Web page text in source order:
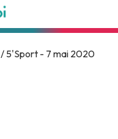
/ 5'Sport - 7 mai 2020